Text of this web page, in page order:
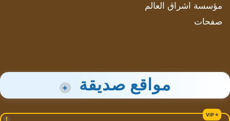
مؤسسة اشراق العالم
صفحات
مواقع صديقة +
!